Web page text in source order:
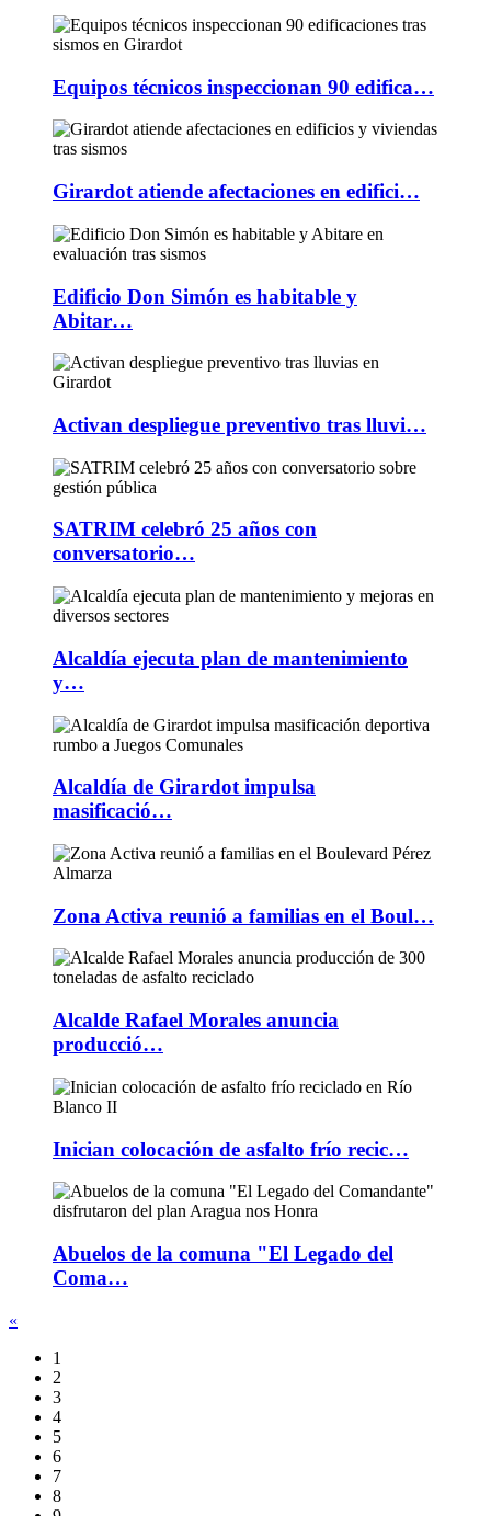
Equipos técnicos inspeccionan 90 edifica…
Girardot atiende afectaciones en edifici…
Edificio Don Simón es habitable y
Abitar…
Activan despliegue preventivo tras lluvi…
SATRIM celebró 25 años con
conversatorio…
Alcaldía ejecuta plan de mantenimiento
y…
Alcaldía de Girardot impulsa
masificació…
Zona Activa reunió a familias en el Boul…
Alcalde Rafael Morales anuncia
producció…
Inician colocación de asfalto frío recic…
Abuelos de la comuna "El Legado del
Coma…
«
1
2
3
4
5
6
7
8